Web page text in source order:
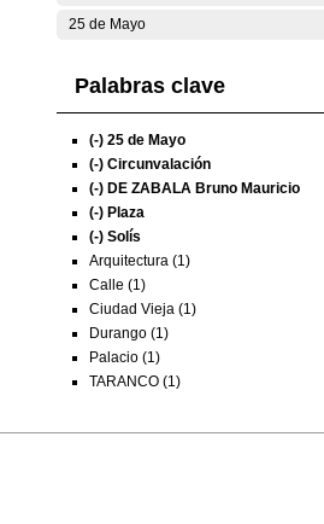
25 de Mayo
Palabras clave
(-) 25 de Mayo
(-) Circunvalación
(-) DE ZABALA Bruno Mauricio
(-) Plaza
(-) Solís
Arquitectura (1)
Calle (1)
Ciudad Vieja (1)
Durango (1)
Palacio (1)
TARANCO (1)